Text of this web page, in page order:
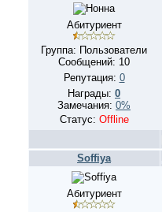
Абитуриент
Группа: Пользователи
Сообщений: 10
Репутация: 0
Награды: 0
Замечания: 0%
Статус: Offline
Soffiya
Абитуриент